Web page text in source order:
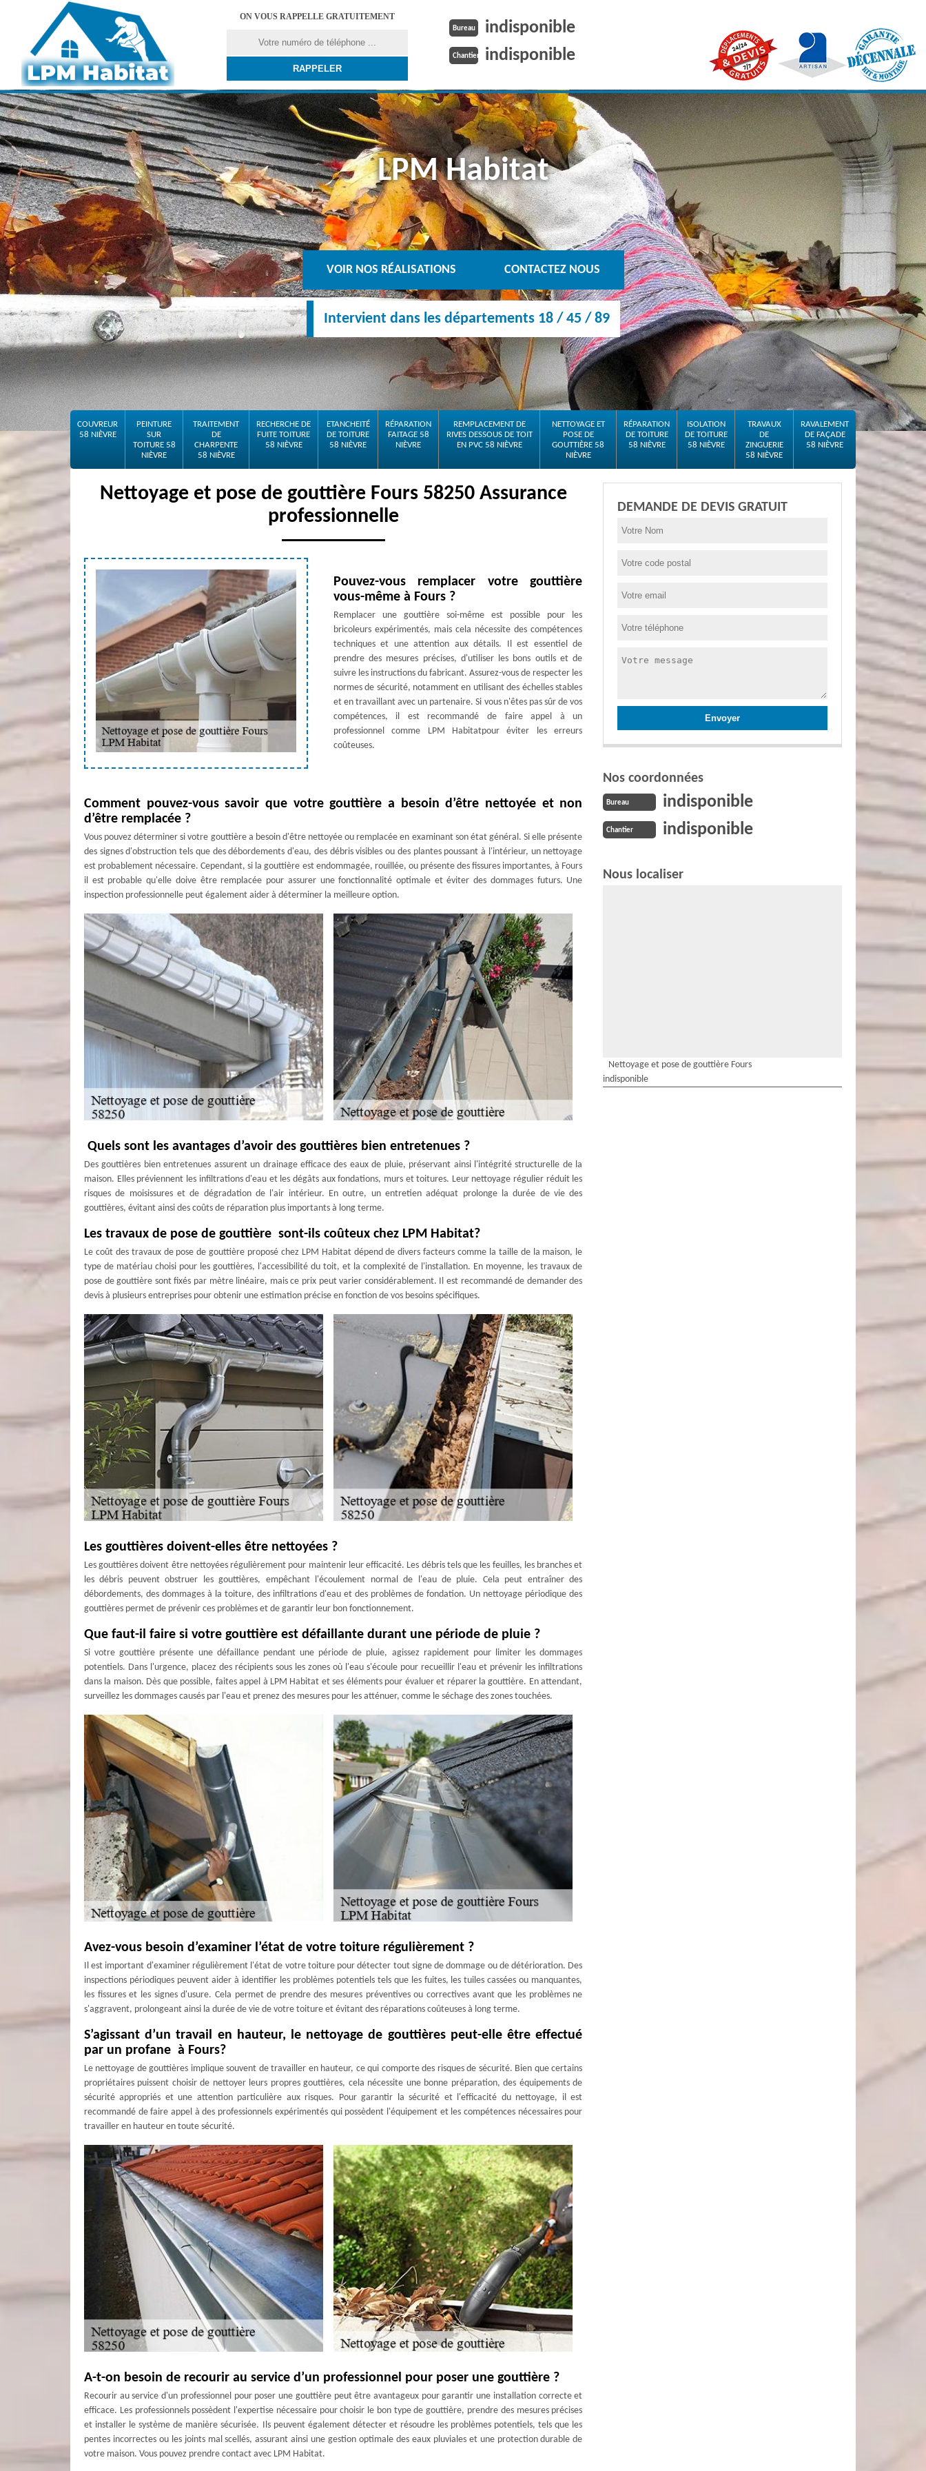
ON VOUS RAPPELLE GRATUITEMENT
Bureau indisponible
Chantier indisponible
LPM Habitat
VOIR NOS RÉALISATIONS CONTACTEZ NOUS
Intervient dans les départements 18 / 45 / 89
COUVREUR
58 NIÈVRE
PEINTURE
SUR
TOITURE 58
NIÈVRE
TRAITEMENT
DE
CHARPENTE
58 NIÈVRE
RECHERCHE DE
FUITE TOITURE
58 NIÈVRE
ETANCHEITÉ
DE TOITURE
58 NIÈVRE
RÉPARATION
FAITAGE 58
NIÈVRE
REMPLACEMENT DE
RIVES DESSOUS DE TOIT
EN PVC 58 NIÈVRE
NETTOYAGE ET
POSE DE
GOUTTIÈRE 58
NIÈVRE
RÉPARATION
DE TOITURE
58 NIÈVRE
ISOLATION
DE TOITURE
58 NIÈVRE
TRAVAUX
DE
ZINGUERIE
58 NIÈVRE
RAVALEMENT
DE FAÇADE
58 NIÈVRE
Nettoyage et pose de gouttière Fours 58250 Assurance
professionnelle
Pouvez-vous remplacer votre gouttière
vous-même à Fours ?
Remplacer une gouttière soi-même est possible pour les
bricoleurs expérimentés, mais cela nécessite des compétences
techniques et une attention aux détails. Il est essentiel de
prendre des mesures précises, d'utiliser les bons outils et de
suivre les instructions du fabricant. Assurez-vous de respecter les
normes de sécurité, notamment en utilisant des échelles stables
et en travaillant avec un partenaire. Si vous n'êtes pas sûr de vos
compétences, il est recommandé de faire appel à un
professionnel comme LPM Habitatpour éviter les erreurs
coûteuses.
Comment pouvez-vous savoir que votre gouttière a besoin d’être nettoyée et non
d’être remplacée ?
Vous pouvez déterminer si votre gouttière a besoin d'être nettoyée ou remplacée en examinant son état général. Si elle présente
des signes d'obstruction tels que des débordements d'eau, des débris visibles ou des plantes poussant à l'intérieur, un nettoyage
est probablement nécessaire. Cependant, si la gouttière est endommagée, rouillée, ou présente des fissures importantes, à Fours
il est probable qu'elle doive être remplacée pour assurer une fonctionnalité optimale et éviter des dommages futurs. Une
inspection professionnelle peut également aider à déterminer la meilleure option.
Quels sont les avantages d’avoir des gouttières bien entretenues ?
Des gouttières bien entretenues assurent un drainage efficace des eaux de pluie, préservant ainsi l'intégrité structurelle de la
maison. Elles préviennent les infiltrations d'eau et les dégâts aux fondations, murs et toitures. Leur nettoyage régulier réduit les
risques de moisissures et de dégradation de l'air intérieur. En outre, un entretien adéquat prolonge la durée de vie des
gouttières, évitant ainsi des coûts de réparation plus importants à long terme.
Les travaux de pose de gouttière sont-ils coûteux chez LPM Habitat?
Le coût des travaux de pose de gouttière proposé chez LPM Habitat dépend de divers facteurs comme la taille de la maison, le
type de matériau choisi pour les gouttières, l'accessibilité du toit, et la complexité de l'installation. En moyenne, les travaux de
pose de gouttière sont fixés par mètre linéaire, mais ce prix peut varier considérablement. Il est recommandé de demander des
devis à plusieurs entreprises pour obtenir une estimation précise en fonction de vos besoins spécifiques.
Les gouttières doivent-elles être nettoyées ?
Les gouttières doivent être nettoyées régulièrement pour maintenir leur efficacité. Les débris tels que les feuilles, les branches et
les débris peuvent obstruer les gouttières, empêchant l'écoulement normal de l'eau de pluie. Cela peut entraîner des
débordements, des dommages à la toiture, des infiltrations d'eau et des problèmes de fondation. Un nettoyage périodique des
gouttières permet de prévenir ces problèmes et de garantir leur bon fonctionnement.
Que faut-il faire si votre gouttière est défaillante durant une période de pluie ?
Si votre gouttière présente une défaillance pendant une période de pluie, agissez rapidement pour limiter les dommages
potentiels. Dans l'urgence, placez des récipients sous les zones où l'eau s'écoule pour recueillir l'eau et prévenir les infiltrations
dans la maison. Dès que possible, faites appel à LPM Habitat et ses éléments pour évaluer et réparer la gouttière. En attendant,
surveillez les dommages causés par l'eau et prenez des mesures pour les atténuer, comme le séchage des zones touchées.
Avez-vous besoin d’examiner l’état de votre toiture régulièrement ?
Il est important d'examiner régulièrement l'état de votre toiture pour détecter tout signe de dommage ou de détérioration. Des
inspections périodiques peuvent aider à identifier les problèmes potentiels tels que les fuites, les tuiles cassées ou manquantes,
les fissures et les signes d'usure. Cela permet de prendre des mesures préventives ou correctives avant que les problèmes ne
s'aggravent, prolongeant ainsi la durée de vie de votre toiture et évitant des réparations coûteuses à long terme.
S’agissant d’un travail en hauteur, le nettoyage de gouttières peut-elle être effectué
par un profane à Fours?
Le nettoyage de gouttières implique souvent de travailler en hauteur, ce qui comporte des risques de sécurité. Bien que certains
propriétaires puissent choisir de nettoyer leurs propres gouttières, cela nécessite une bonne préparation, des équipements de
sécurité appropriés et une attention particulière aux risques. Pour garantir la sécurité et l'efficacité du nettoyage, il est
recommandé de faire appel à des professionnels expérimentés qui possèdent l'équipement et les compétences nécessaires pour
travailler en hauteur en toute sécurité.
A-t-on besoin de recourir au service d’un professionnel pour poser une gouttière ?
Recourir au service d'un professionnel pour poser une gouttière peut être avantageux pour garantir une installation correcte et
efficace. Les professionnels possèdent l'expertise nécessaire pour choisir le bon type de gouttière, prendre des mesures précises
et installer le système de manière sécurisée. Ils peuvent également détecter et résoudre les problèmes potentiels, tels que les
pentes incorrectes ou les joints mal scellés, assurant ainsi une gestion optimale des eaux pluviales et une protection durable de
votre maison. Vous pouvez prendre contact avec LPM Habitat.
DEMANDE DE DEVIS GRATUIT
Nos coordonnées
Bureau indisponible
Chantier indisponible
Nous localiser
Nettoyage et pose de gouttière Fours
indisponible